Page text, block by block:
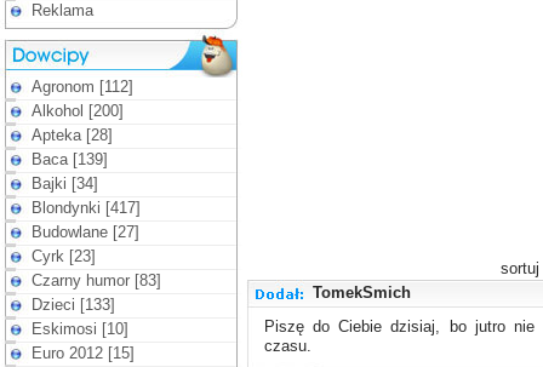
Reklama
Agronom [112]
Alkohol [200]
Apteka [28]
Baca [139]
Bajki [34]
Blondynki [417]
Budowlane [27]
Cyrk [23]
Czarny humor [83]
Dzieci [133]
Eskimosi [10]
Euro 2012 [15]
TomekSmich
Piszę do Ciebie dzisiaj, bo jutro nie
czasu.